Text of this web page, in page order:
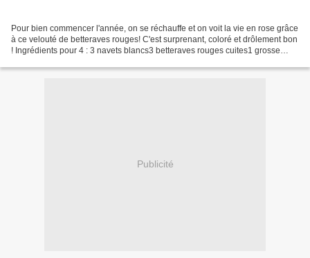
Pour bien commencer l'année, on se réchauffe et on voit la vie en rose grâce
à ce velouté de betteraves rouges! C'est surprenant, coloré et drôlement bon
! Ingrédients pour 4 : 3 navets blancs3 betteraves rouges cuites1 grosse
Publicité